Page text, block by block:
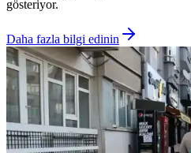
gösteriyor.
Daha fazla bilgi edinin